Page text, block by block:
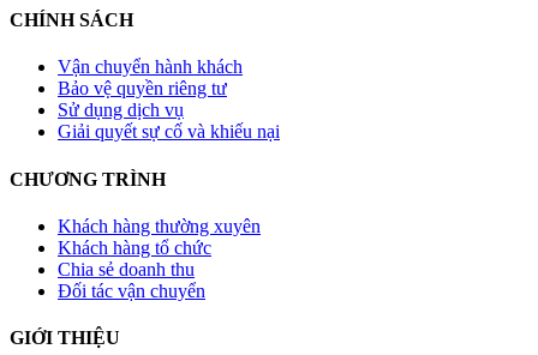
CHÍNH SÁCH
Vận chuyển hành khách
Bảo vệ quyền riêng tư
Sử dụng dịch vụ
Giải quyết sự cố và khiếu nại
CHƯƠNG TRÌNH
Khách hàng thường xuyên
Khách hàng tổ chức
Chia sẻ doanh thu
Đối tác vận chuyển
GIỚI THIỆU